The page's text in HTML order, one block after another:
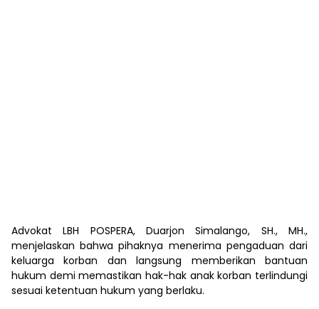
Advokat LBH POSPERA, Duarjon Simalango, SH., MH.,
menjelaskan bahwa pihaknya menerima pengaduan dari
keluarga korban dan langsung memberikan bantuan
hukum demi memastikan hak-hak anak korban terlindungi
sesuai ketentuan hukum yang berlaku.